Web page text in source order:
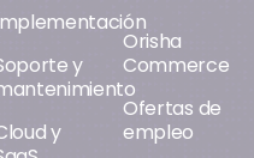
y
y
Orisha
Commerce
Ofertas de
empleo